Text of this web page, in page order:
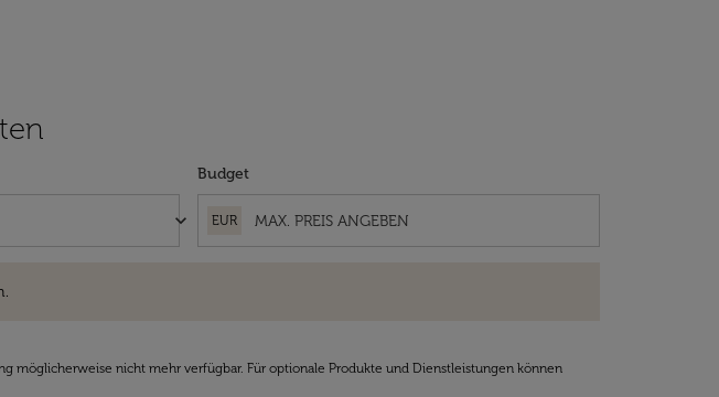
keyboard_arrow_down
Budget
EUR
möglicherweise nicht mehr verfügbar. Für optionale Produkte und Dienstleistungen können